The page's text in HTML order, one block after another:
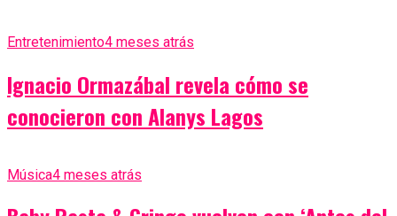
Entretenimiento4 meses atrás
Ignacio Ormazábal revela cómo se
conocieron con Alanys Lagos
Música4 meses atrás